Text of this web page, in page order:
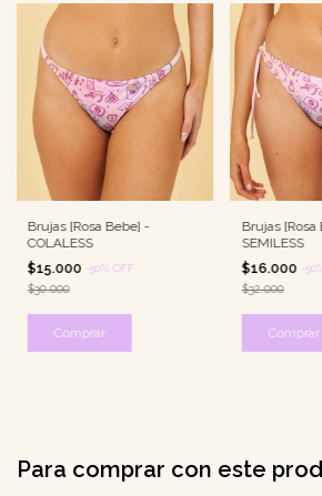
Brujas [Rosa Bebe] -
COLALESS
$15.000 -50% OFF
$30.000
Comprar
Brujas [Rosa
SEMILESS
$16.000 -50%
$32.000
Comprar
Para comprar con este